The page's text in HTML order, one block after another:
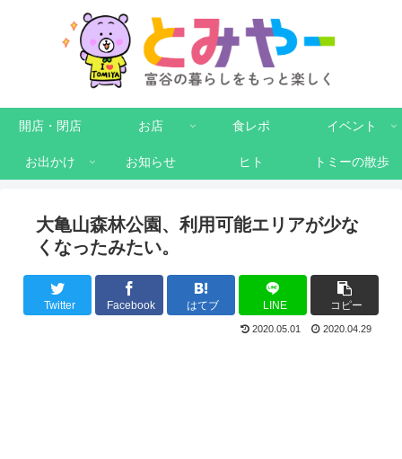
開店・閉店 お店 食レポ イベント
お出かけ お知らせ ヒト トミーの散歩
大亀山森林公園、利用可能エリアが少な
くなったみたい。
Twitter Facebook はてブ LINE コピー
2020.05.01 2020.04.29